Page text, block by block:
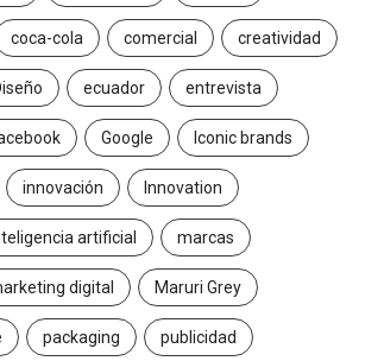
coca-cola comercial creatividad
ecuador entrevista
Google Iconic brands
innovación Innovation
artificial marcas
digital Maruri Grey
packaging publicidad